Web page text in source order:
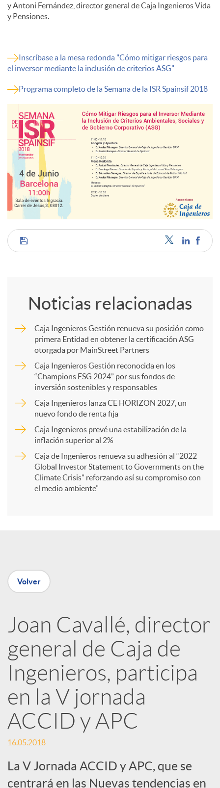
y Antoni Fernández, director general de Caja Ingenieros Vida
y Pensiones.
Inscríbase a la mesa redonda "Cómo mitigar riesgos para
el inversor mediante la inclusión de criterios ASG"
Programa completo de la Semana de la ISR Spainsif 2018
C
r
n
R
e
d
e
s
S
Noticias relacionadas
Caja Ingenieros Gestión renueva su posición como
primera Entidad en obtener la certificación ASG
otorgada por MainStreet Partners
Caja Ingenieros Gestión reconocida en los
“Champions ESG 2024” por sus fondos de
inversión sostenibles y responsables
Caja Ingenieros lanza CE HORIZON 2027, un
nuevo fondo de renta fija
Caja Ingenieros prevé una estabilización de la
inflación superior al 2%
Caja de Ingenieros renueva su adhesión al “2022
Global Investor Statement to Governments on the
Climate Crisis” reforzando así su compromiso con
el medio ambiente”
Volver
Joan Cavallé, director
general de Caja de
Ingenieros, participa
en la V jornada
ACCID y APC
16.05.2018
La V Jornada ACCID y APC, que se
centrará en las Nuevas tendencias en